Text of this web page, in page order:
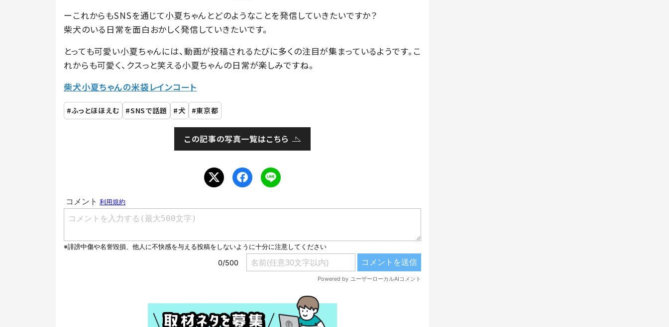
ーこれからもSNSを通じて小夏ちゃんとどのようなことを発信していきたいですか？
柴犬のいる日常を面白おかしく発信していきたいです。
とっても可愛い小夏ちゃんには、動画が投稿されるたびに多くの注目が集まっているようです。こ
れからも可愛く、クスっと笑える小夏ちゃんの日常が楽しみですね。
柴犬小夏ちゃんの米袋レインコート
ふっとほほえむ SNSで話題 犬 東京都
この記事の写真一覧はこちら